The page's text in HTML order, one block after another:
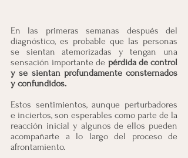
En las primeras semanas después del
diagnóstico, es probable que las personas
se sientan atemorizadas y tengan una
sensación importante de pérdida de control
y se sientan profundamente consternados
y confundidos.
Estos sentimientos, aunque perturbadores
e inciertos, son esperables como parte de la
reacción inicial y algunos de ellos pueden
acompañarte a lo largo del proceso de
afrontamiento.